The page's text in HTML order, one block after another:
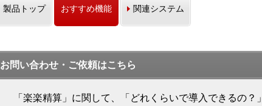
製品トップ おすすめ機能 関連システム
お問い合わせ・ご依頼はこちら
「楽楽精算」に関して、「どれくらいで導入できるの？